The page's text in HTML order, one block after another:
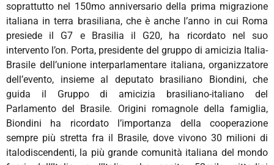
soprattutto nel 150mo anniversario della prima migrazione
italiana in terra brasiliana, che è anche l’anno in cui Roma
presiede il G7 e Brasilia il G20, ha ricordato nel suo
intervento l’on. Porta, presidente del gruppo di amicizia Italia-
Brasile dell’unione interparlamentare italiana, organizzatore
dell’evento, insieme al deputato brasiliano Biondini, che
guida il Gruppo di amicizia brasiliano-italiano del
Parlamento del Brasile. Origini romagnole della famiglia,
Biondini ha ricordato l’importanza della cooperazione
sempre più stretta fra il Brasile, dove vivono 30 milioni di
italodiscendenti, la più grande comunità italiana del mondo